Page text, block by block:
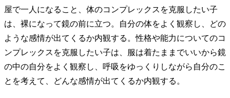
屋で一人になること、体のコンプレックスを克服したい子
は、裸になって鏡の前に立つ。自分の体をよく観察し、どの
ような感情が出てくるか内観する。性格や能力についてのコ
ンプレックスを克服したい子は、服は着たままでいいから鏡
の中の自分をよく観察し、呼吸をゆっくりしながら自分のこ
とを考えて、どんな感情が出てくるか内観する。